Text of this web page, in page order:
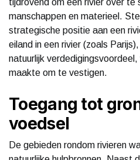
manschappen en materieel.
strategische positie aan een
eiland in een rivier (zoals
natuurlijk
maakte om te vestigen.
Toegang tot
voedsel
De gebieden rondom rivieren